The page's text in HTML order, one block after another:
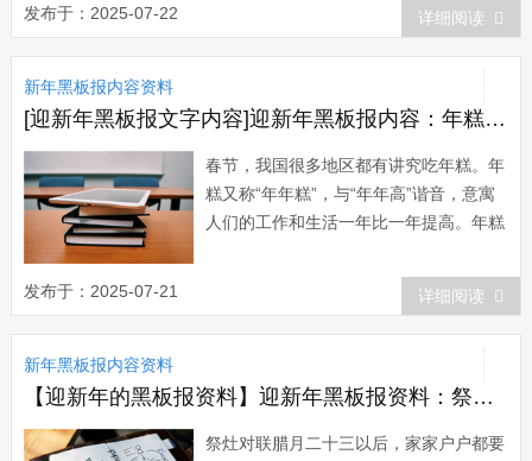
盘”之说，而用大蒜、小蒜、韭、芸苔、
胡荽五种辛荤蔬菜;到唐代春盘内容有了
发布于：2025-07-22 详细阅读
新年黑板报内容资料
[迎新年黑板报文字内容]迎新年黑板报内容：年糕的做法及种类
春节，我国很多地区都有讲究吃年糕。年
糕又称“年年糕”，与“年年高”谐音，意寓
人们的工作和生活一年比一年提高。年糕
1974年，考古工作者在浙江余姚河姆渡
母系氏族社会遗址中发现了稻种，这说明
早在七千年前我们的祖先就已...
发布于：2025-07-21 详细阅读
新年黑板报内容资料
【迎新年的黑板报资料】迎新年黑板报资料：祭灶对联
祭灶对联腊月二十三以后，家家户户都要